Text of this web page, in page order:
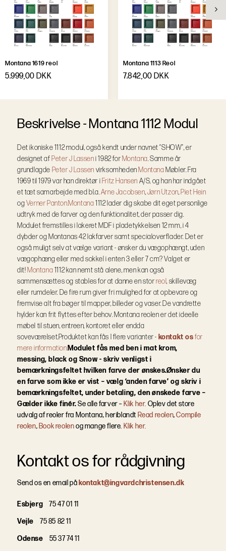
Montana 1619 reol
5.999,00 DKK
Montana 1113 Reol
7.842,00 DKK
Beskrivelse-Montana 1112 Modul
Det ikoniske 1112 modul, også kendt under navnet “SHOW”, er
designet af Peter J Lasseni 1982 for Montana. Samme år
grundlagde Peter J Lassen virksomheden Montana Møbler. Fra
1969 til 1979 var han direktør i Fritz Hansen A/S, og han har indgået
et tæt samarbejde med bl.a.Arne Jacobsen,Jørn Utzon,Piet Hein
ogVerner Panton.Montana1112 lader dig skabe dit eget personlige
udtryk med de farver og den funktionalitet, der passer dig.
Modulet fremstilles i lakeret MDF i pladetykkelsen 12 mm, i 4
dybder og Montanas 42 lakfarver samt specialoverflader. Det er
også muligt selv at vælge variant - ønsker du vægophængt, uden
vægophæng eller med sokkel i enten 3 eller 7 cm? Valget er
dit! Montana1112 kan nemt stå alene, men kan også
sammensættes og stables for at danne en storreol, skillevæg
eller rumdeler. De fire rum giver fri mulighed for at opbevare og
fremvise alt fra bøger til mapper, billeder og vaser. De vandrette
hylder kan frit flyttes efter behov. Montana reolen er det ideelle
møbel til stuen, entreen, kontoret eller endda
soveværelset.Produktet kan fås I flere varianter - kontakt osfor
mere information.Modulet fås med ben i mat krom,
messing, black og Snow - skriv venligst i
bemærkningsfeltet hvilken farve der ønskes.Ønsker du
en farve som ikke er vist – vælg ‘anden farve’ og skriv i
bemærkningsfeltet, under betaling, den ønskede farve –
Gælder ikke finér.Se alle farver – Klik her. Oplev det store
udvalg af reoler fra Montana, heriblandt Read reolen,Compile
reolen, Book reolenog mange flere. Klik her.
Kontakt os for rådgivning
Send os en email på kontakt@ingvardchristensen.dk
Esbjerg
75 47 01 11
Vejle
75 85 82 11
Odense
55 37 74 11